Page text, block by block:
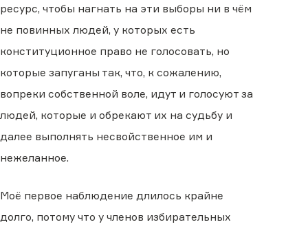
ресурс, чтобы нагнать на эти выборы ни в чём
не повинных людей, у которых есть
конституционное право не голосовать, но
которые запуганы так, что, к сожалению,
вопреки собственной воле, идут и голосуют за
людей, которые и обрекают их на судьбу и
далее выполнять несвойственное им и
нежеланное.
Моё первое наблюдение длилось крайне
долго, потому что у членов избирательных